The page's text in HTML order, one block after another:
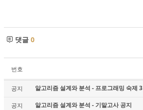
댓글 0
번호
공지 알고리즘 설계와 분석 - 프로그래밍 숙제 3
공지 알고리즘 설계와 분석 - 기말고사 공지